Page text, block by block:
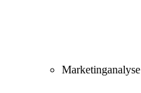
Marketinganalyse